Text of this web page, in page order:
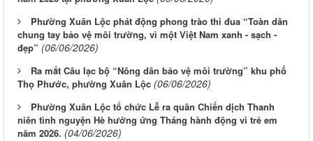
Phường Xuân Lộc phát động phong trào thi đua “Toàn dân
chung tay bảo vệ môi trường, vì một Việt Nam xanh - sạch -
đẹp” (06/06/2026)
Ra mắt Câu lạc bộ “Nông dân bảo vệ môi trường” khu phố
Thọ Phước, phường Xuân Lộc (06/06/2026)
Phường Xuân Lộc tổ chức Lễ ra quân Chiến dịch Thanh
niên tình nguyện Hè hưởng ứng Tháng hành động vì trẻ em
năm 2026. (04/06/2026)